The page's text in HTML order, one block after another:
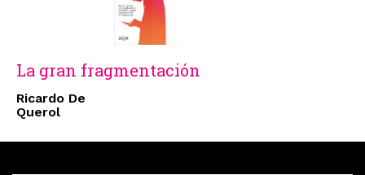
La gran fragmentación
Ricardo De
Querol